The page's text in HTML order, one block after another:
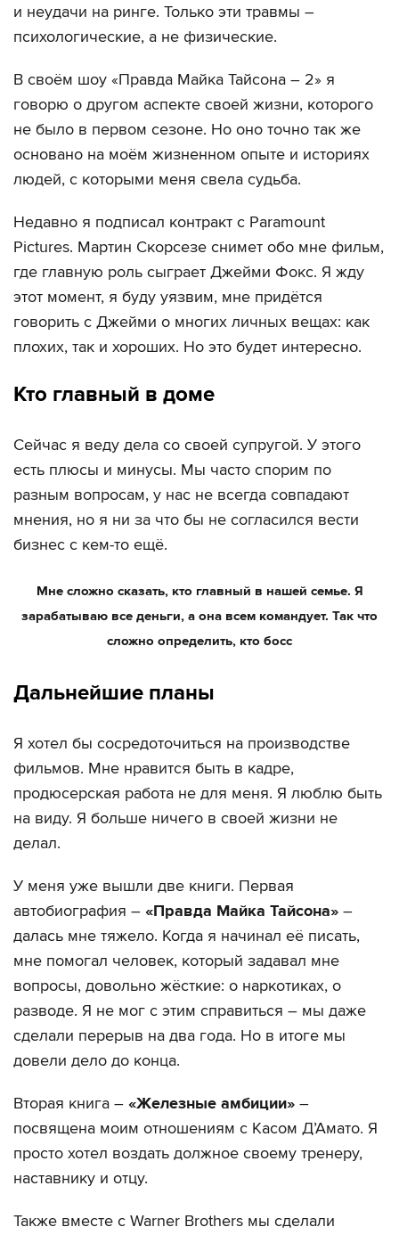
и неудачи на ринге. Только эти травмы –
психологические, а не физические.
В своём шоу «Правда Майка Тайсона – 2» я
говорю о другом аспекте своей жизни, которого
не было в первом сезоне. Но оно точно так же
основано на моём жизненном опыте и историях
людей, с которыми меня свела судьба.
Недавно я подписал контракт с Paramount
Pictures. Мартин Скорсезе снимет обо мне фильм,
где главную роль сыграет Джейми Фокс. Я жду
этот момент, я буду уязвим, мне придётся
говорить с Джейми о многих личных вещах: как
плохих, так и хороших. Но это будет интересно.
Кто главный в доме
Сейчас я веду дела со своей супругой. У этого
есть плюсы и минусы. Мы часто спорим по
разным вопросам, у нас не всегда совпадают
мнения, но я ни за что бы не согласился вести
бизнес с кем-то ещё.
Мне сложно сказать, кто главный в нашей семье. Я
зарабатываю все деньги, а она всем командует. Так что
сложно определить, кто босс
Дальнейшие планы
Я хотел бы сосредоточиться на производстве
фильмов. Мне нравится быть в кадре,
продюсерская работа не для меня. Я люблю быть
на виду. Я больше ничего в своей жизни не
делал.
У меня уже вышли две книги. Первая
автобиография – «Правда Майка Тайсона» –
далась мне тяжело. Когда я начинал её писать,
мне помогал человек, который задавал мне
вопросы, довольно жёсткие: о наркотиках, о
разводе. Я не мог с этим справиться – мы даже
сделали перерыв на два года. Но в итоге мы
довели дело до конца.
Вторая книга – «Железные амбиции» –
посвящена моим отношениям с Касом Д’Амато. Я
просто хотел воздать должное своему тренеру,
наставнику и отцу.
Также вместе с Warner Brothers мы сделали